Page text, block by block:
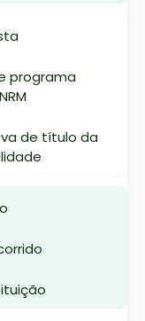
programa
de título da